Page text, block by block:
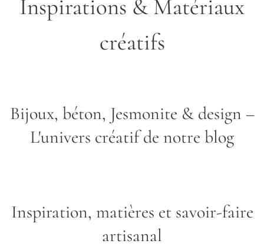
Inspirations & Matériaux
créatifs
Bijoux, béton, Jesmonite & design –
L'univers créatif de notre blog
Inspiration, matières et savoir-faire
artisanal